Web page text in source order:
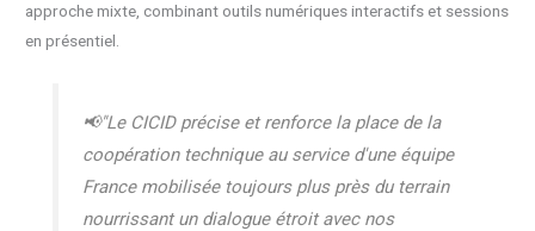
approche mixte, combinant outils numériques interactifs et sessions
en présentiel.
📢"Le CICID précise et renforce la place de la
coopération technique au service d'une équipe
France mobilisée toujours plus près du terrain
nourrissant un dialogue étroit avec nos